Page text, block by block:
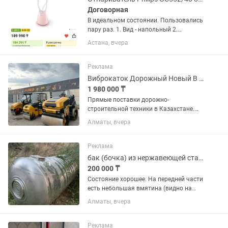
Договорная
В идеальном состоянии. Пользовались
пару раз. 1. Вид - напольный 2.
Мощность - 1800 Вт 3. Объем бака для
ВОДЫ - 1.8 л 4. Регулятор мощности -
непрерывной работы -...
Астана, вчера
Реклама
Виброкаток Дорожный Новый В наличии НДС Учет Гарантия Завод
1 980 000 ₸
Прямые поставки дорожно-
строительной техники в Казахстане.
Являемся дистрибьютором ведущих
заводов: Furd, LiuGong, XCMG, Shacman,
снабжение строительных объектов...
Алматы, вчера
Реклама
бак (бочка) из нержавеющей стали/Тот баспайтын су бочкасы
200 000 ₸
Состояние хорошее. На передней части
есть небольшая вмятина (видно на
фото). На эксплуатацию не влияет.
подходит для дома, дачи, фермерского
__4куба_ . Возможен торг....
Алматы, вчера
Реклама